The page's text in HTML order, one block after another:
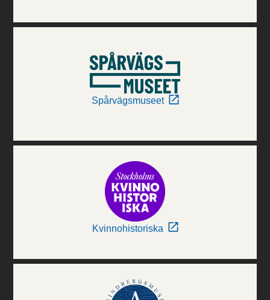
Spårvägsmuseet
Kvinnohistoriska